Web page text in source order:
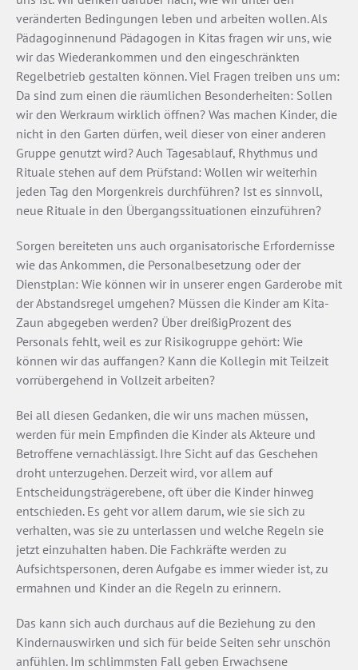
veränderten Bedingungen leben und arbeiten wollen. Als
Pädagoginnenund Pädagogen in Kitas fragen wir uns, wie
wir das Wiederankommen und den eingeschränkten
Regelbetrieb gestalten können. Viel Fragen treiben uns um:
Da sind zum einen die räumlichen Besonderheiten: Sollen
wir den Werkraum wirklich öffnen? Was machen Kinder, die
nicht in den Garten dürfen, weil dieser von einer anderen
Gruppe genutzt wird? Auch Tagesablauf, Rhythmus und
Rituale stehen auf dem Prüfstand: Wollen wir weiterhin
jeden Tag den Morgenkreis durchführen? Ist es sinnvoll,
neue Rituale in den Übergangssituationen einzuführen?
Sorgen bereiteten uns auch organisatorische Erfordernisse
wie das Ankommen, die Personalbesetzung oder der
Dienstplan: Wie können wir in unserer engen Garderobe mit
der Abstandsregel umgehen? Müssen die Kinder am Kita-
Zaun abgegeben werden? Über dreißigProzent des
Personals fehlt, weil es zur Risikogruppe gehört: Wie
können wir das auffangen? Kann die Kollegin mit Teilzeit
vorrübergehend in Vollzeit arbeiten?
Bei all diesen Gedanken, die wir uns machen müssen,
werden für mein Empfinden die Kinder als Akteure und
Betroffene vernachlässigt. Ihre Sicht auf das Geschehen
droht unterzugehen. Derzeit wird, vor allem auf
Entscheidungsträgerebene, oft über die Kinder hinweg
entschieden. Es geht vor allem darum, wie sie sich zu
verhalten, was sie zu unterlassen und welche Regeln sie
jetzt einzuhalten haben. Die Fachkräfte werden zu
Aufsichtspersonen, deren Aufgabe es immer wieder ist, zu
ermahnen und Kinder an die Regeln zu erinnern.
Das kann sich auch durchaus auf die Beziehung zu den
Kindernauswirken und sich für beide Seiten sehr unschön
anfühlen. Im schlimmsten Fall geben Erwachsene